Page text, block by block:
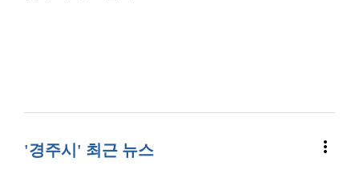
'경주시' 최근 뉴스 more_vert